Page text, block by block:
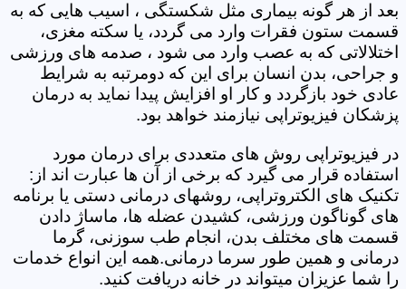
بعد از هر گونه بیماری مثل شکستگی ، اسیب هایی که به
قسمت ستون فقرات وارد می گردد، یا سکته مغزی،
اختلالاتی که به عصب وارد می شود ، صدمه های ورزشی
و جراحی، بدن انسان برای این که دومرتبه به شرایط
عادی خود بازگردد و کار او افزایش پیدا نماید به درمان
پزشکان فیزیوتراپی نیازمند خواهد بود.
در فیزیوتراپی روش های متعددی برای درمان مورد
استفاده قرار می گیرد که برخی از آن ها عبارت اند از:
تکنیک های الکتروتراپی، روشهای درمانی دستی یا برنامه
های گوناگون ورزشی، کشیدن عضله ها، ماساژ دادن
قسمت های مختلف بدن، انجام طب سوزنی، گرما
درمانی و همین طور سرما درمانی.همه این انواع خدمات
را شما عزیزان میتواند در خانه دریافت کنید.